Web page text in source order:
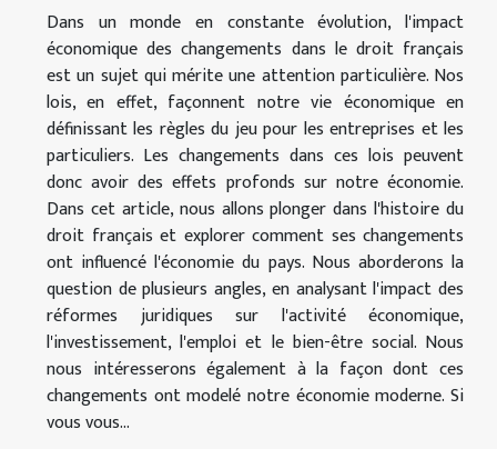
Dans un monde en constante évolution, l'impact
économique des changements dans le droit français
est un sujet qui mérite une attention particulière. Nos
lois, en effet, façonnent notre vie économique en
définissant les règles du jeu pour les entreprises et les
particuliers. Les changements dans ces lois peuvent
donc avoir des effets profonds sur notre économie.
Dans cet article, nous allons plonger dans l'histoire du
droit français et explorer comment ses changements
ont influencé l'économie du pays. Nous aborderons la
question de plusieurs angles, en analysant l'impact des
réformes juridiques sur l'activité économique,
l'investissement, l'emploi et le bien-être social. Nous
nous intéresserons également à la façon dont ces
changements ont modelé notre économie moderne. Si
vous vous...